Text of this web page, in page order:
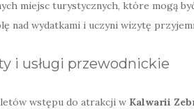
miejsc turystycznych, które mogą
nad wydatkami i uczyni wizytę
i usługi przewodnickie
wstępu do atrakcji w Kalwarii